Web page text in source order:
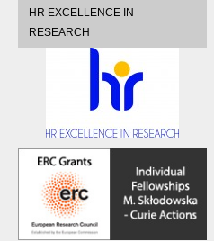
HR EXCELLENCE IN
RESEARCH